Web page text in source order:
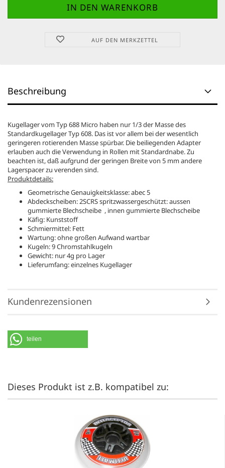
AUF DEN MERKZETTEL
Beschreibung
Kugellager vom Typ 688 Micro haben nur 1/3 der Masse des
Standardkugellager Typ 608. Das ist vor allem bei der wesentlich
geringeren rotierenden Masse spürbar. Die beiliegenden Adapter
erlauben auch die Verwendung in Rollen mit Standardnabe. Zu
beachten ist, daß aufgrund der geringen Breite von 5 mm andere
Lagerspacer zu verenden sind.
Produktdetails:
Geometrische Genauigkeitsklasse: abec 5
Abdeckscheiben: 2SCRS spritzwassergeschützt: aussen
gummierte Blechscheibe , innen gummierte Blechscheibe
Käfig: Kunststoff
Schmiermittel: Fett
Wartung: ohne großen Aufwand wartbar
Kugeln: 9 Chromstahlkugeln
Gewicht: nur 4g pro Lager
Lieferumfang: einzelnes Kugellager
Kundenrezensionen
teilen
Dieses Produkt ist z.B. kompatibel zu: